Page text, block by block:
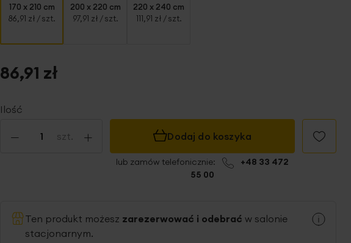
170 x 210 cm
86,91 zł / szt.
200 x 220 cm
97,91 zł / szt.
220 x 240 cm
111,91 zł / szt.
Ilość
- szt. +
86,91 zł
Dodaj do koszyka
lub zamów telefonicznie:
+48 33 472
55 00
Ten produkt możesz zarezerwować i odebrać w salonie
stacjonarnym.